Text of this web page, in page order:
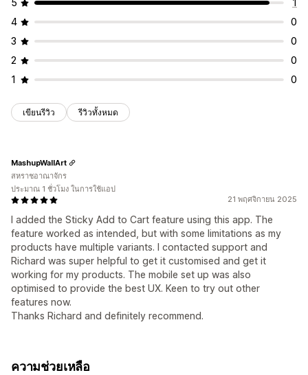
5
1
4
0
3
0
2
0
1
0
เขียนรีวิว รีวิวทั้งหมด
21 พฤศจิกายน 2025
I added the Sticky Add to Cart feature using this app. The
feature worked as intended, but with some limitations as my
products have multiple variants. I contacted support and
Richard was super helpful to get it customised and get it
working for my products. The mobile set up was also
optimised to provide the best UX. Keen to try out other
features now.
Thanks Richard and definitely recommend.
MashupWallArt
สหราชอาณาจักร
ประมาณ 1 ชั่วโมง ในการใช้แอป
ความช่วยเหลือ